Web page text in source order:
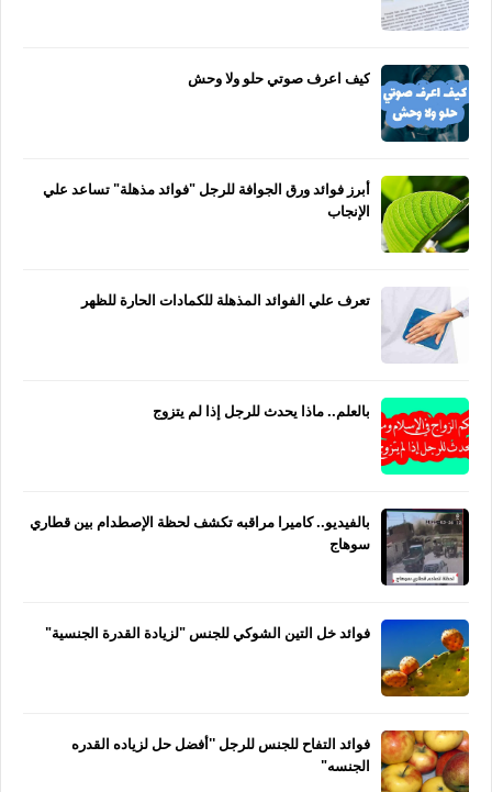
كيف اعرف صوتي حلو ولا وحش
أبرز فوائد ورق الجوافة للرجل "فوائد مذهلة" تساعد علي
الإنجاب
تعرف علي الفوائد المذهلة للكمادات الحارة للظهر
بالعلم.. ماذا يحدث للرجل إذا لم يتزوج
بالفيديو.. كاميرا مراقبه تكشف لحظة الإصطدام بين قطاري
سوهاج
فوائد خل التين الشوكي للجنس "لزيادة القدرة الجنسية"
فوائد التفاح للجنس للرجل ''أفضل حل لزياده القدره
الجنسه"